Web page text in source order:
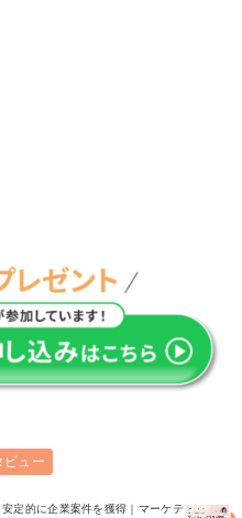
ビュー
安定的に企業案件を獲得｜マーケテ